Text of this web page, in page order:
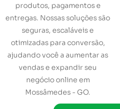
produtos, pagamentos e
entregas. Nossas soluções são
seguras, escaláveis e
otimizadas para conversão,
ajudando você a aumentar as
vendas e expandir seu
negócio online em
Mossâmedes - GO.